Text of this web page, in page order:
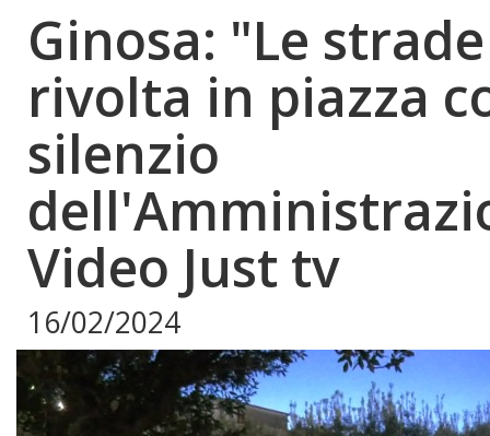
Ginosa: "Le
rivolta in piazza
silenzio
Video Just tv
16/02/2024